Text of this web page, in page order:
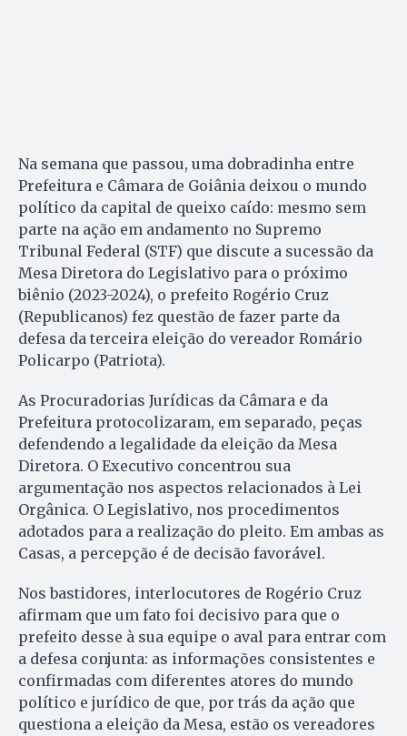
Na semana que passou, uma dobradinha entre
Prefeitura e Câmara de Goiânia deixou o mundo
político da capital de queixo caído: mesmo sem
parte na ação em andamento no Supremo
Tribunal Federal (STF) que discute a sucessão da
Mesa Diretora do Legislativo para o próximo
biênio (2023-2024), o prefeito Rogério Cruz
(Republicanos) fez questão de fazer parte da
defesa da terceira eleição do vereador Romário
Policarpo (Patriota).
As Procuradorias Jurídicas da Câmara e da
Prefeitura protocolizaram, em separado, peças
defendendo a legalidade da eleição da Mesa
Diretora. O Executivo concentrou sua
argumentação nos aspectos relacionados à Lei
Orgânica. O Legislativo, nos procedimentos
adotados para a realização do pleito. Em ambas as
Casas, a percepção é de decisão favorável.
Nos bastidores, interlocutores de Rogério Cruz
afirmam que um fato foi decisivo para que o
prefeito desse à sua equipe o aval para entrar com
a defesa conjunta: as informações consistentes e
confirmadas com diferentes atores do mundo
político e jurídico de que, por trás da ação que
questiona a eleição da Mesa, estão os vereadores